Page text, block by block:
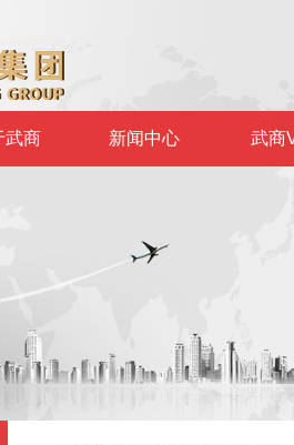
武商 新闻中心 武商